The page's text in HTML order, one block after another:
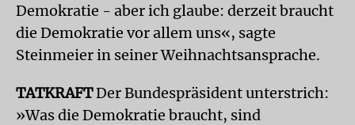
Demokratie - aber ich glaube: derzeit braucht
die Demokratie vor allem uns«, sagte
Steinmeierin seiner Weihnachtsansprache.
TATKRAFTDer Bundespräsident unterstrich:
»Was die Demokratie braucht, sind